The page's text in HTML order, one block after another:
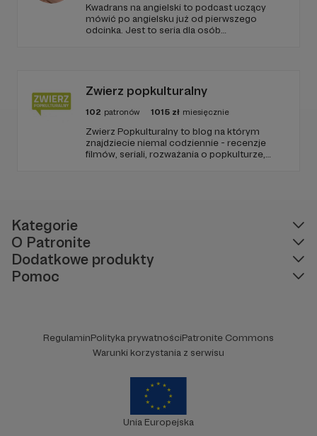
Kwadrans na angielski to podcast uczący
mówić po angielsku już od pierwszego
odcinka. Jest to seria dla osób
nowego odcinka co czwartek.
Zwierz popkulturalny
102 patronów 1015 zł miesięcznie
Zwierz Popkulturalny to blog na którym
znajdziecie niemal codziennie - recenzje
filmów, seriali, rozważania o popkulturze,
Kategorie
O Patronite
Dodatkowe produkty
Pomoc
RegulaminPolityka prywatnościPatronite Commons
Warunki korzystania z serwisu
Unia Europejska